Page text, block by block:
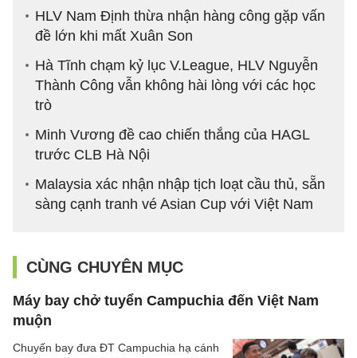
HLV Nam Định thừa nhận hàng công gặp vấn
đề lớn khi mất Xuân Son
Hà Tĩnh chạm kỷ lục V.League, HLV Nguyễn
Thành Công vẫn không hài lòng với các học
trò
Minh Vương đề cao chiến thắng của HAGL
trước CLB Hà Nội
Malaysia xác nhận nhập tịch loạt cầu thủ, sẵn
sàng cạnh tranh vé Asian Cup với Việt Nam
CÙNG CHUYÊN MỤC
Máy bay chở tuyển Campuchia đến Việt Nam
muộn
Chuyến bay đưa ĐT Campuchia hạ cánh